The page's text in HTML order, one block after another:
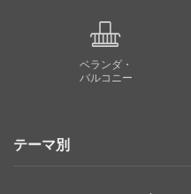
ベランダ・
バルコニー
テーマ別